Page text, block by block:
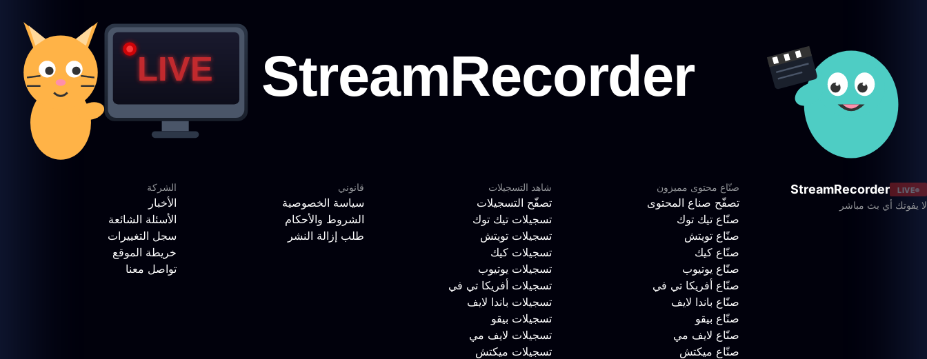
LIVE
StreamRecorder
لا يفوتك أي بث مباشر
صنّاع محتوى مميزون
تصفّح صناع المحتوى
صنّاع تيك توك
صنّاع تويتش
صنّاع كيك
صنّاع يوتيوب
صنّاع أفريكا تي في
صنّاع باندا لايف
صنّاع بيقو
صنّاع لايف مي
صنّاع ميكتش
شاهد التسجيلات
تصفّح التسجيلات
تسجيلات تيك توك
تسجيلات تويتش
تسجيلات كيك
تسجيلات يوتيوب
تسجيلات أفريكا تي في
تسجيلات باندا لايف
تسجيلات بيقو
تسجيلات لايف مي
تسجيلات ميكتش
قانوني
سياسة الخصوصية
الشروط والأحكام
طلب إزالة النشر
الشركة
الأخبار
الأسئلة الشائعة
سجل التغييرات
خريطة الموقع
تواصل معنا